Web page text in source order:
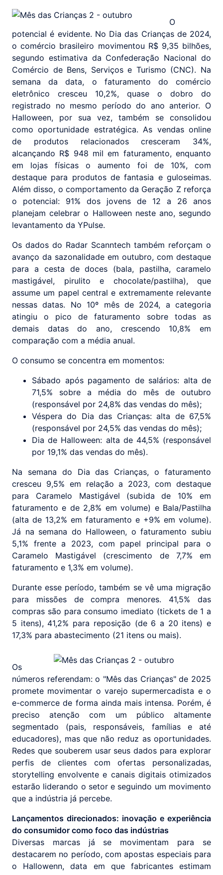
O
potencial é evidente. No Dia das Crianças de 2024,
o comércio brasileiro movimentou R$ 9,35 bilhões,
segundo estimativa da Confederação Nacional do
Comércio de Bens, Serviços e Turismo (CNC). Na
semana da data, o faturamento do comércio
eletrônico cresceu 10,2%, quase o dobro do
registrado no mesmo período do ano anterior. O
Halloween, por sua vez, também se consolidou
como oportunidade estratégica. As vendas online
de produtos relacionados cresceram 34%,
alcançando R$ 948 mil em faturamento, enquanto
em lojas físicas o aumento foi de 10%, com
destaque para produtos de fantasia e guloseimas.
Além disso, o comportamento da Geração Z reforça
o potencial: 91% dos jovens de 12 a 26 anos
planejam celebrar o Halloween neste ano, segundo
levantamento da YPulse.
Os dados do Radar Scanntech também reforçam o
avanço da sazonalidade em outubro, com destaque
para a cesta de doces (bala, pastilha, caramelo
mastigável, pirulito e chocolate/pastilha), que
assume um papel central e extremamente relevante
nessas datas. No 10º mês de 2024, a categoria
atingiu o pico de faturamento sobre todas as
demais datas do ano, crescendo 10,8% em
comparação com a média anual.
O consumo se concentra em momentos:
Sábado após pagamento de salários: alta de
71,5% sobre a média do mês de outubro
(responsável por 24,8% das vendas do mês);
Véspera do Dia das Crianças: alta de 67,5%
(responsável por 24,5% das vendas do mês);
Dia de Halloween: alta de 44,5% (responsável
por 19,1% das vendas do mês).
Na semana do Dia das Crianças, o faturamento
cresceu 9,5% em relação a 2023, com destaque
para Caramelo Mastigável (subida de 10% em
faturamento e de 2,8% em volume) e Bala/Pastilha
(alta de 13,2% em faturamento e +9% em volume).
Já na semana do Halloween, o faturamento subiu
5,1% frente a 2023, com papel principal para o
Caramelo Mastigável (crescimento de 7,7% em
faturamento e 1,3% em volume).
Durante esse período, também se vê uma migração
para missões de compra menores. 41,5% das
compras são para consumo imediato (tickets de 1 a
5 itens), 41,2% para reposição (de 6 a 20 itens) e
17,3% para abastecimento (21 itens ou mais).
Os
números referendam: o "Mês das Crianças" de 2025
promete movimentar o varejo supermercadista e o
e-commerce de forma ainda mais intensa. Porém, é
preciso atenção com um público altamente
segmentado (pais, responsáveis, famílias e até
educadores), mas que não reduz as oportunidades.
Redes que souberem usar seus dados para explorar
perfis de clientes com ofertas personalizadas,
storytelling envolvente e canais digitais otimizados
estarão liderando o setor e seguindo um movimento
que a indústria já percebe.
Lançamentos direcionados: inovação e experiência
do consumidor como foco das indústrias
Diversas marcas já se movimentam para se
destacarem no período, com apostas especiais para
o Hallowenn, data em que fabricantes estimam